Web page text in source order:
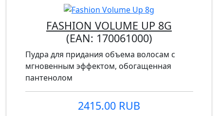
FASHION VOLUME UP 8G
(EAN: 170061000)
Пудра для придания объема волосам с
мгновенным эффектом, обогащенная
пантенолом
2415.00 RUB